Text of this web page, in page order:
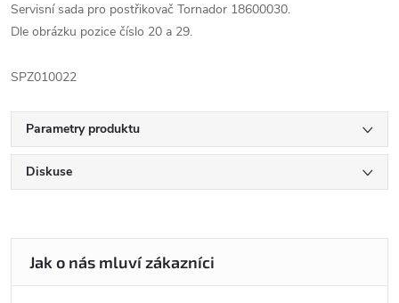
Servisní sada pro postřikovač Tornador 18600030.
Dle obrázku pozice číslo 20 a 29.
SPZ010022
Parametry produktu
Diskuse